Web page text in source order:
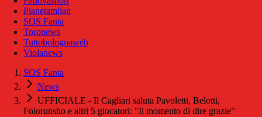
Pianetamilan
SOS Fanta
Toronews
Tuttobolognaweb
Violanews
SOS Fanta
News
UFFICIALE - Il Cagliari saluta Pavoletti, Belotti,
Folorunsho e altri 5 giocatori: "Il momento di dire grazie"